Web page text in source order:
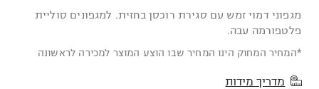
מגפוני דמוי זמש עם סגירת רוכסן בחזית. למגפונים סוליית
פלטפורמה עבה.
*המחיר המחוק הינו המחיר שבו הוצע המוצר למכירה לראשונה
מדריך מידות